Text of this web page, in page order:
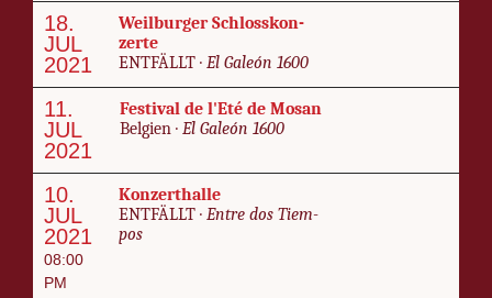
18.
JUL
2021
Weil­burg­er Schloss­kon­
zer­te
ENT­FÄLLT · El Galeón 1600
11.
JUL
2021
Fes­ti­val de l'Eté de Mosan
Bel­gien · El Galeón 1600
10.
JUL
2021
08:00
PM
Konz­erthalle
ENT­FÄLLT · En­tre dos Tiem­
pos